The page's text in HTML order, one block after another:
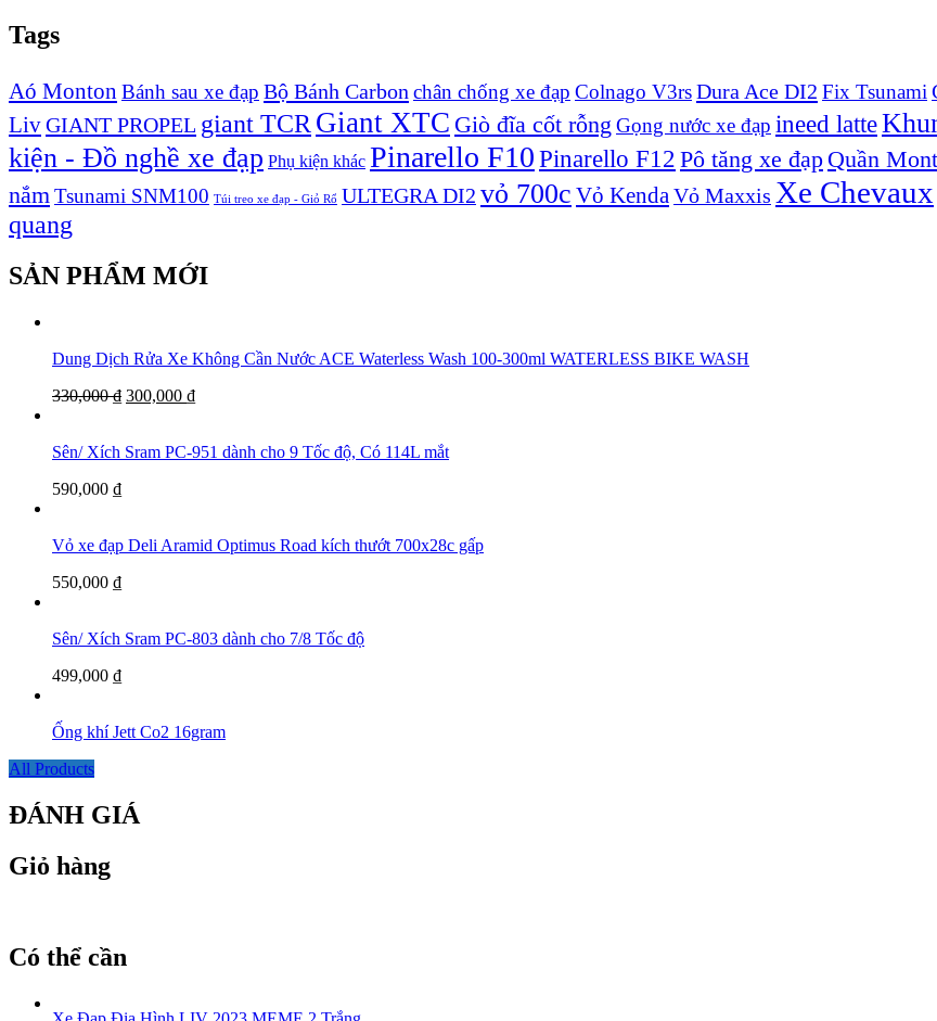
Tags
Aó Monton Bánh sau xe đạp Bộ Bánh Carbon chân chống xe đạp Colnago V3rsDura Ace DI2 Fix Tsunami
LivGIANT PROPEL giant TCR Giant XTC Giò đĩa cốt rỗng Gọng nước xe đạp ineed latte
kiện - Đồ nghề xe đạp Phụ kiện khác Pinarello F10Pinarello F12 Pô tăng xe đạp Quần
nắmTsunami SNM100 Túi treo xe đạp - Giỏ Rổ ULTEGRA DI2 vỏ 700c Vỏ KendaVỏ Maxxis Xe Chevaux
quang
SẢN PHẨM MỚI
Dung Dịch Rửa Xe Không Cần Nước ACE Waterless Wash 100-300ml WATERLESS BIKE WASH
330,000₫ 300,000 ₫
Sên/ Xích Sram PC-951 dành cho 9 Tốc độ, Có 114L mắt
590,000 ₫
Vỏ xe đạp Deli Aramid Optimus Road kích thướt 700x28c gấp
550,000 ₫
Sên/ Xích Sram PC-803 dành cho 7/8 Tốc độ
499,000 ₫
Ống khí Jett Co2 16gram
All Products
ĐÁNH GIÁ
Giỏ hàng
Có thể cần